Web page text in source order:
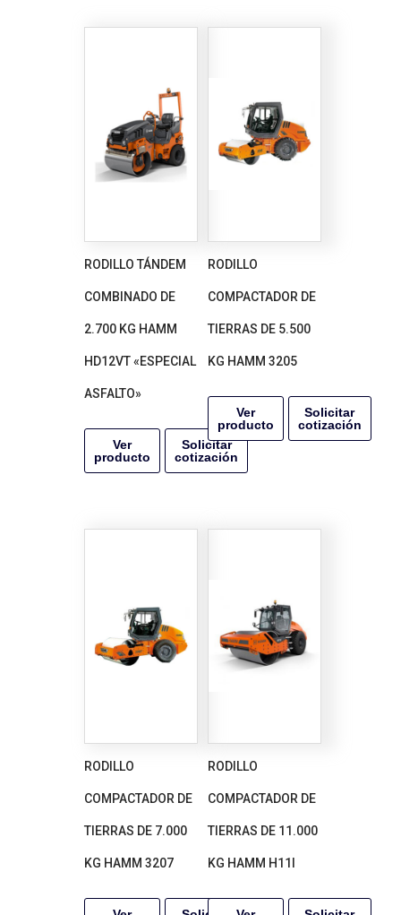
RODILLO TÁNDEM
COMBINADO DE
2.700 KG HAMM
HD12VT «ESPECIAL
ASFALTO»
Ver
producto
Solicitar
cotización
RODILLO
COMPACTADOR DE
TIERRAS DE 5.500
KG HAMM 3205
Ver
producto
Solicitar
cotización
RODILLO
COMPACTADOR DE
TIERRAS DE 7.000
KG HAMM 3207
RODILLO
COMPACTADOR DE
TIERRAS DE 11.000
KG HAMM H11I